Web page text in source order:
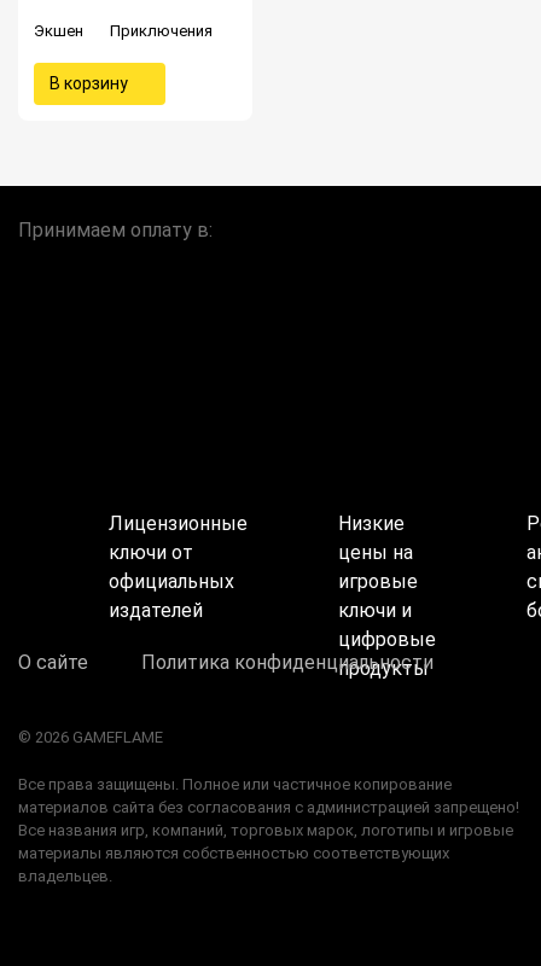
Экшен Приключения
В корзину
Принимаем оплату в:
Лицензионные
ключи от
официальных
издателей
Низкие
цены на
игровые
ключи и
цифровые
продукты
О сайте Политика конфиденциальности
© 2026 GAMEFLAME
Все права защищены. Полное или частичное копирование
материалов сайта без согласования с администрацией запрещено!
Все названия игр, компаний, торговых марок, логотипы и игровые
материалы являются собственностью соответствующих
владельцев.